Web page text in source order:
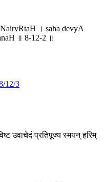
। saha devyA
॥ 8-12-2 ॥
12/3
उवाचेदं प्रतिपूज्य स्मयन् हरिम्